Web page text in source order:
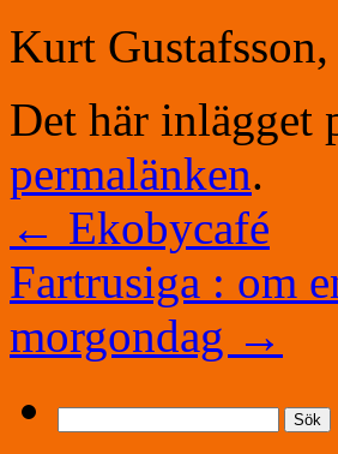
Kurt
Det här inlägget
permalänken.
← Ekobycafé
Fartrusiga : om
morgondag →
efter: